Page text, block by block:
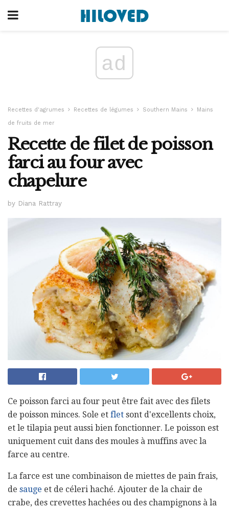
ad
Recettes d'agrumes Recettes de légumes Southern Mains
Mains
de fruits de mer
Recette de filet de poisson
farci au four avec
chapelure
by Diana Rattray
Ce poisson farci au four peut être fait avec des filets
de poisson minces. Sole et flet sont d'excellents choix,
et le tilapia peut aussi bien fonctionner. Le poisson est
uniquement cuit dans des moules à muffins avec la
farce au centre.
La farce est une combinaison de miettes de pain frais,
de sauge et de céleri haché. Ajouter de la chair de
crabe, des crevettes hachées ou des champignons à la